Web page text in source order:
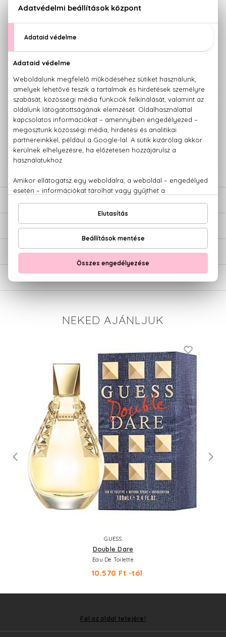
KISZERELÉS KIVÁLASZTÁSA
KAPCSOLÓDÓ TERMÉKEK
100% eredeti termékek,14 napos visszaküldési garanciával
Kérdésed van, elakadtál? Hívd ügyfélszolgálatunkat: +36 20
779 1926
ÉRTÉKELÉSEK (0)
SZÁLLÍTÁS
NEKED AJÁNLJUK
GUESS
Double Dare
Eau De Toilette
10.570 Ft -tól
Fel az oldal tetejére!